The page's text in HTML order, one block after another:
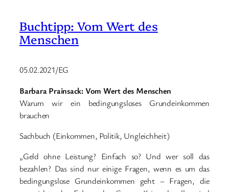
Buchtipp: Vom Wert des
Menschen
05.02.2021/EG
Barbara Prainsack: Vom Wert des Menschen
Warum wir ein bedingungsloses Grundeinkommen
brauchen
Sachbuch (Einkommen, Politik, Ungleichheit)
„Geld ohne Leistung? Einfach so? Und wer soll das
bezahlen? Das sind nur einige Fragen, wenn es um das
bedingungslose Grundeinkommen geht – Fragen, die